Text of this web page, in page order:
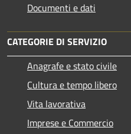
Documenti e dati
CATEGORIE DI SERVIZIO
Anagrafe e stato civile
Cultura e tempo libero
Vita lavorativa
Imprese e Commercio